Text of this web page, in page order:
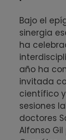
Bajo el
sinergia
ha
año ha
invitada
científico
sesiones
doctores
Alfonso Gil